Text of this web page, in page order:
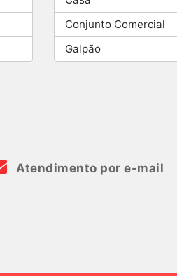
Conjunto Comercial
Galpão
Atendimento por e-mail